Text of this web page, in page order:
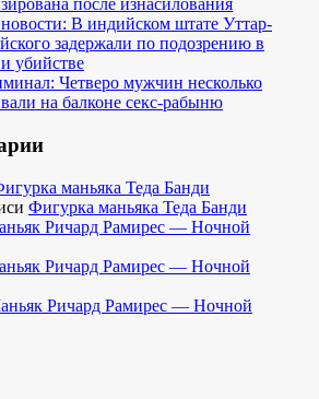
после изнасилования
В индийском штате Уттар-
задержали по подозрению в
убийстве
Четверо мужчин несколько
на балконе секс-рабыню
маньяка Теда Банди
Фигурка маньяка Теда Банди
Ричард Рамирес — Ночной
Ричард Рамирес — Ночной
Ричард Рамирес — Ночной